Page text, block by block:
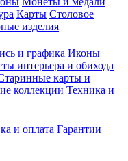
Карты Столовое
изделия
и графика Иконы
интерьера и обихода
карты и
коллекции Техника и
и оплата Гарантии